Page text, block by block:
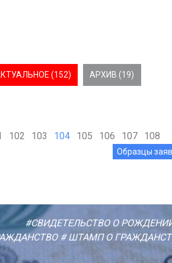
(152) АРХИВ (19)
102 103 104 105 106 107 108
Образцы
#СВИДЕТЕЛЬСТВО О
# ШТАМП О